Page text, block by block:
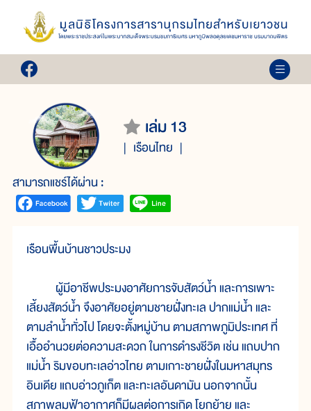
เล่ม 13
เรือนไทย
สามารถแชร์ได้ผ่าน :
เรือนพื้นบ้านชาวประมง
ผู้มีอาชีพประมงอาศัยการจับสัตว์น้ำ และการเพาะ
เลี้ยงสัตว์น้ำ จึงอาศัยอยู่ตามชายฝั่งทะเล ปากแม่น้ำ และ
ตามลำน้ำทั่วไป โดยจะตั้งหมู่บ้าน ตามสภาพภูมิประเทศ ที่
เอื้ออำนวยต่อความสะดวก ในการดำรงชีวิต เช่น แถบปาก
แม่น้ำ ริมขอบทะเลอ่าวไทย ตามเกาะชายฝั่งในมหาสมุทร
อินเดีย แถบอ่าวภูเก็ต และทะเลอันดามัน นอกจากนั้น
สภาพลมฟ้าอากาศก็มีผลต่อการเกิด โยกย้าย และ